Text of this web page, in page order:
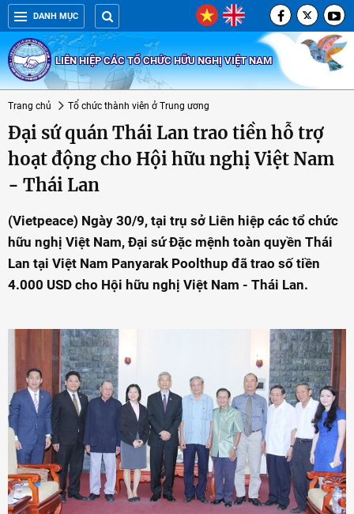
DANH MỤC
LIÊN HIỆP CÁC TỔ CHỨC HỮU NGHỊ VIỆT NAM
Trang chủ Tổ chức thành viên ở Trung ương
Đại sứ quán Thái Lan trao tiền hỗ trợ
hoạt động cho Hội hữu nghị Việt Nam
- Thái Lan
(Vietpeace) Ngày 30/9, tại trụ sở Liên hiệp các tổ chức
hữu nghị Việt Nam, Đại sứ Đặc mệnh toàn quyền Thái
Lan tại Việt Nam Panyarak Poolthup đã trao số tiền
4.000 USD cho Hội hữu nghị Việt Nam - Thái Lan.